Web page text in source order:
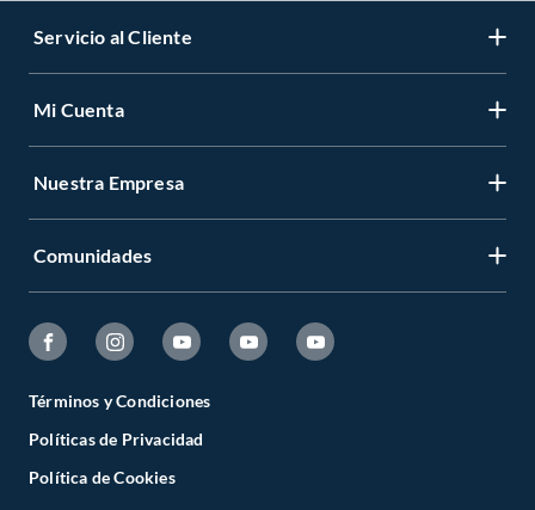
Servicio al Cliente
Mi Cuenta
Nuestra Empresa
Comunidades
Términos y Condiciones
Políticas de Privacidad
Política de Cookies